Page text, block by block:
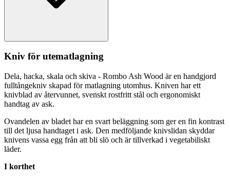
Kniv för utematlagning
Dela, hacka, skala och skiva - Rombo Ash Wood är en handgjord
fulltångekniv skapad för matlagning utomhus. Kniven har ett
knivblad av återvunnet, svenskt rostfritt stål och ergonomiskt
handtag av ask.
Ovandelen av bladet har en svart beläggning som ger en fin kontrast
till det ljusa handtaget i ask. Den medföljande knivslidan skyddar
knivens vassa egg från att bli slö och är tillverkad i vegetabiliskt
läder.
I korthet